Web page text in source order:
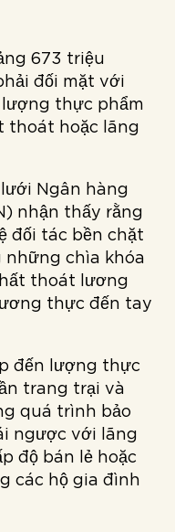
673 triệu
đối mặt với
thực phẩm
thoát hoặc lãng
Ngân hàng
nhận thấy rằng
đối tác bền chặt
chìa khóa
thoát lương
thực đến tay
đến lượng thực
trang trại và
quá trình bảo
ngược với lãng
độ bán lẻ hoặc
các hộ gia đình